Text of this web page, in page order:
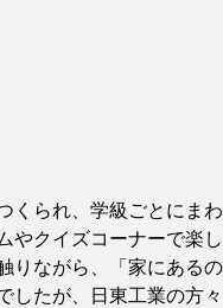
られ、学級ごとにまわ
やクイズコーナーで楽
りながら、「家にある
したが、日東工業の方